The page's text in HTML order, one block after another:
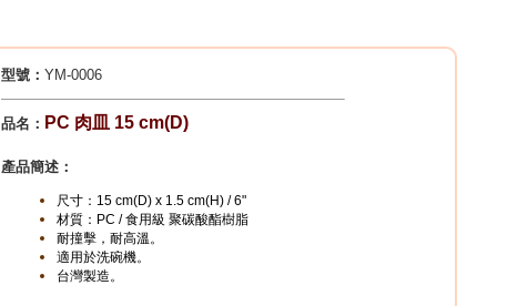
搭配餐具整理盒，使用方式多元。
型號： YM-0006
品名： PC 肉皿 15 cm(D)
產品簡述：
尺寸：15 cm(D) x 1.5 cm(H) / 6"
材質：PC / 食用級 聚碳酸酯樹脂
耐撞擊，耐高溫。
適用於洗碗機。
台灣製造。